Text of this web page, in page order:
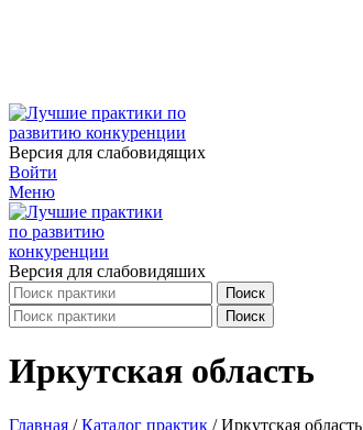
Версия для слабовидящих
Войти
Меню
Версия для слабовидяших
Поиск
Поиск
Иркутская область
Главная /Каталог практик /Иркутская область